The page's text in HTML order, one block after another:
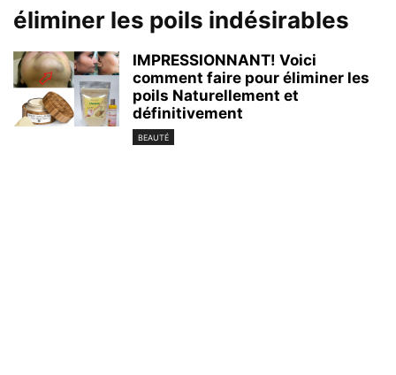
éliminer les poils indésirables
IMPRESSIONNANT! Voici
comment faire pour éliminer les
poils Naturellement et
définitivement
BEAUTÉ